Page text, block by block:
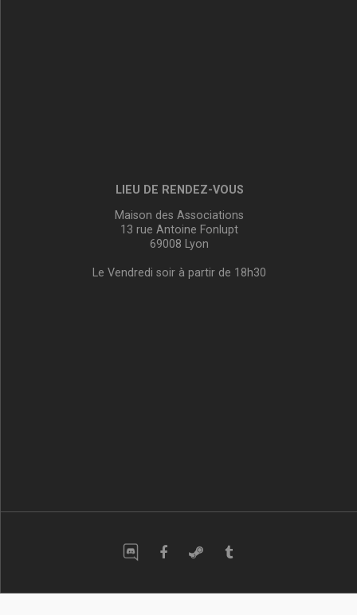
LIEU DE RENDEZ-VOUS
Maison des Associations
13 rue Antoine Fonlupt
69008 Lyon
Le Vendredi soir à partir de 18h30